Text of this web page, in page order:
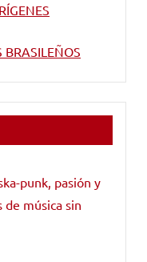
BRASILEÑOS
punk, pasión y
de música sin